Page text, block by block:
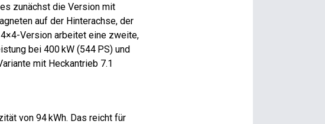
zunächst die Version mit
auf der Hinterachse, der
Version arbeitet eine zweite,
bei 400 kW (544 PS) und
mit Heckantrieb 7.1
von 94 kWh. Das reicht für